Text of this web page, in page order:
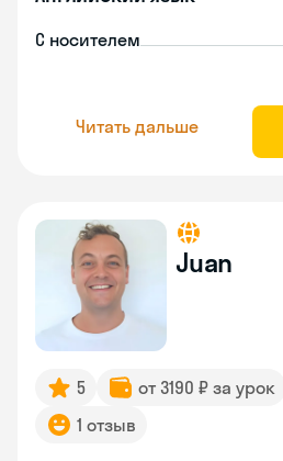
С носителем
Читать дальше
Juan
5 от 3190 ₽ за урок
1 отзыв